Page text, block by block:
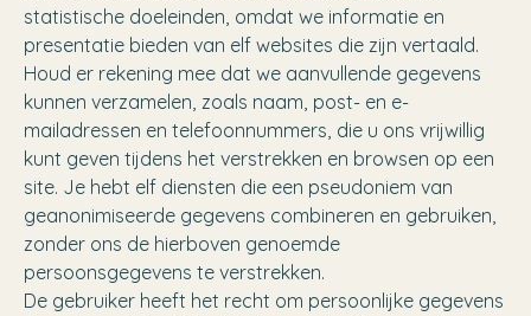
statistische doeleinden, omdat we informatie en
presentatie bieden van elf websites die zijn vertaald.
Houd er rekening mee dat we aanvullende gegevens
kunnen verzamelen, zoals naam, post- en e-
mailadressen en telefoonnummers, die u ons vrijwillig
kunt geven tijdens het verstrekken en browsen op een
site. Je hebt elf diensten die een pseudoniem van
geanonimiseerde gegevens combineren en gebruiken,
zonder ons de hierboven genoemde
persoonsgegevens te verstrekken.
De gebruiker heeft het recht om persoonlijke gegevens